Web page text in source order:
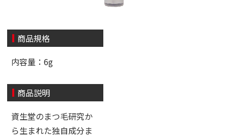
商品規格
内容量：6g
商品説明
資生堂のまつ毛研究か
ら生まれた独自成分ま